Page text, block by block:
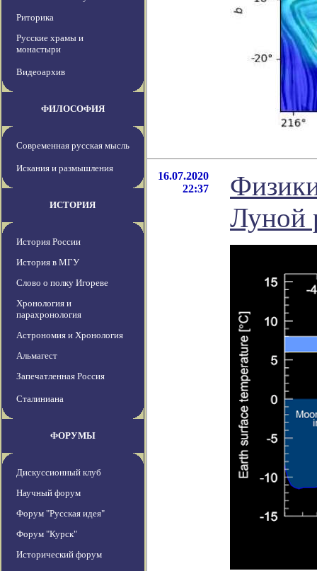
Риторика
Русские храмы и
монастыри
Видеоархив
ФИЛОСОФИЯ
Современная русская мысль
Искания и размышления
ИСТОРИЯ
История России
История в МГУ
Слово о полку Игореве
Хронология и
парахронология
Астрономия и Хронология
Альмагест
Запечатленная Россия
Сталиниана
ФОРУМЫ
Дискуссионный клуб
Научный форум
Форум "Русская идея"
Форум "Курск"
Исторический форум
16.07.2020
22:37
Луной